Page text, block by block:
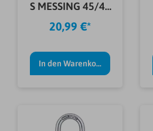
S MESSING 45/40
5 SCHL. SB
20,99 €*
In den Warenkorb